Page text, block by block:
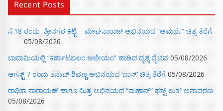
Recent Posts
ಸೆ.18 ರಂದು ಶ್ರೀನಗರ ಕಿಟ್ಟಿ – ಮೇಘನಾರಾಜ್ ಅಭಿನಯದ “ಅಮರ್ಥ” ಚಿತ್ರ ತೆರೆಗೆ
05/08/2026
ಬಾದಾಮಿಯಲ್ಲಿ “ಕರ್ಣಾಟಬಲಂ ಅಜೇಯಂ” ಹಾಡಿದ ದೃಶ್ಯ ವೈಭವ 05/08/2026
ಆಗಸ್ಟ್ 7 ರಂದು ತನುಷ್ ಶಿವಣ್ಣ ಅಭಿನಯದ ‘ಬಾಸ್’ ಚಿತ್ರ ತೆರೆಗೆ 05/08/2026
ರಾಧಿಕಾ ನಾರಾಯಣ್ ಹಾಗೂ ಮಿತ್ರ ಅಭಿನಯದ “ಮಹಾನ್” ಫಸ್ಟ್ ಲುಕ್ ಅನಾವರಣ
05/08/2026